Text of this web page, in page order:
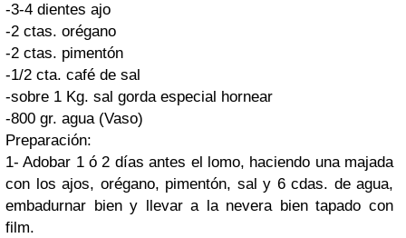
-3-4 dientes ajo
-2 ctas. orégano
-2 ctas. pimentón
-1/2 cta. café de sal
-sobre 1 Kg. sal gorda especial hornear
-800 gr. agua (Vaso)
Preparación:
1- Adobar 1 ó 2 días antes el lomo, haciendo una majada
con los ajos, orégano, pimentón, sal y 6 cdas. de agua,
embadurnar bien y llevar a la nevera bien tapado con
film.